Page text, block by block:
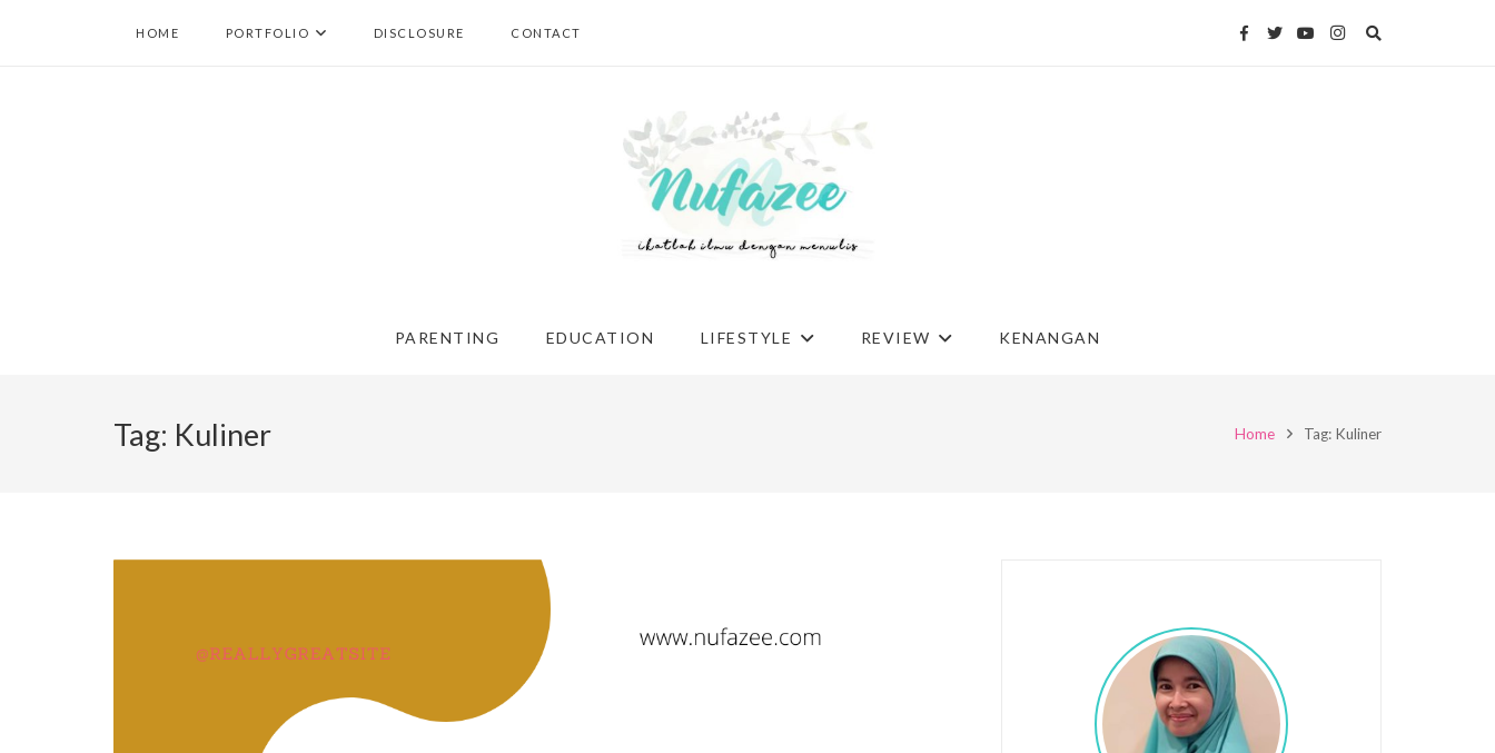
HOME PORTFOLIO DISCLOSURE CONTACT
PARENTING EDUCATION LIFESTYLE REVIEW KENANGAN
Tag: Kuliner Home Tag: Kuliner